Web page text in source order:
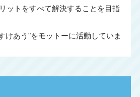
ットをすべて解決することを目指
けあう"をモットーに活動していま